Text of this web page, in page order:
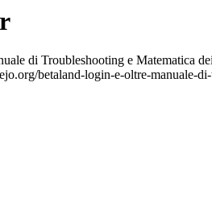
di Troubleshooting e Matematica
betaland-login-e-oltre-manuale-